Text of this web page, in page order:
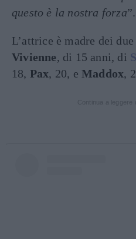
questo è la nostra forza”.
L’attrice è madre dei
Vivienne, di 15 anni, di
18, Pax, 20, eMaddox,